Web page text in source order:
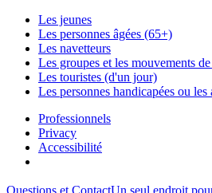
Les jeunes
Les personnes âgées (65+)
Les navetteurs
Les groupes et les mouvements de
Les touristes (d'un jour)
Les personnes handicapées ou les
Professionnels
Privacy
Accessibilité
Questions et ContactUn seul endroit